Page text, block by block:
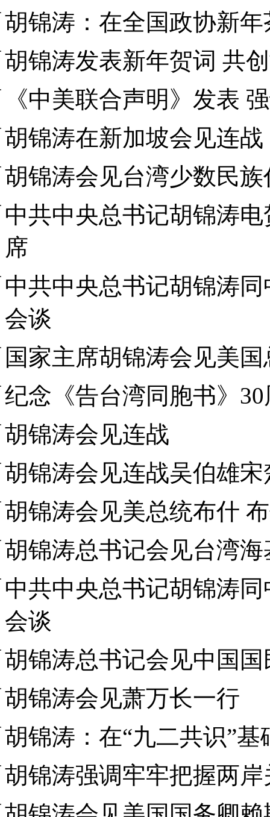
胡锦涛：在全国政协新
胡锦涛发表新年贺词 共
《中美联合声明》发表
胡锦涛在新加坡会见连战
胡锦涛会见台湾少数民族
中共中央总书记胡锦涛
席
中共中央总书记胡锦涛
会谈
国家主席胡锦涛会见美
纪念《告台湾同胞书》
胡锦涛会见连战
胡锦涛会见连战吴伯雄宋
胡锦涛会见美总统布什
胡锦涛总书记会见台湾
中共中央总书记胡锦涛
会谈
胡锦涛总书记会见中国
胡锦涛会见萧万长一行
胡锦涛：在“九二共识”
胡锦涛强调牢牢把握两